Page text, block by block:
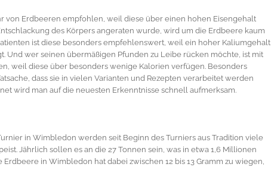
von Erdbeeren empfohlen, weil diese über einen hohen Eisengehalt
des Körpers angeraten wurde, wird um die Erdbeere kaum
ist diese besonders empfehlenswert, weil ein hoher Kaliumgehalt
Und wer seinen übermäßigen Pfunden zu Leibe rücken möchte, ist mit
weil diese über besonders wenige Kalorien verfügen. Besonders
dass sie in vielen Varianten und Rezepten verarbeitet werden
wird man auf die neuesten Erkenntnisse schnell aufmerksam.
in Wimbledon werden seit Beginn des Turniers aus Tradition viele
Jährlich sollen es an die 27 Tonnen sein, was in etwa 1,6 Millionen
in Wimbledon hat dabei zwischen 12 bis 13 Gramm zu wiegen,